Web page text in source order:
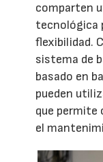
comparten
tecnológica
flexibilidad.
sistema de
basado en
pueden
que permite
el